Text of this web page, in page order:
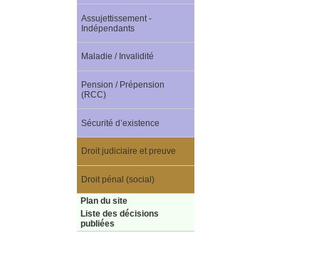
Assujettissement -
Indépendants
Maladie / Invalidité
Pension / Prépension
(RCC)
Sécurité d’existence
Droit judiciaire et preuve
Droit pénal (social)
Plan du site
Liste des décisions
publiées